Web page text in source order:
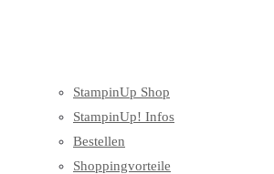
StampinUp Shop
StampinUp! Infos
Bestellen
Shoppingvorteile